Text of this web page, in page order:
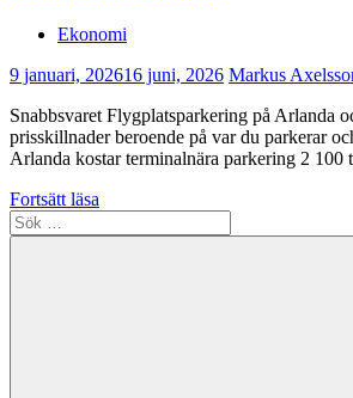
Ekonomi
9 januari, 202616 juni, 2026 Markus
Snabbsvaret Flygplatsparkering på Arlanda
prisskillnader beroende på var du parkerar
Arlanda kostar terminalnära parkering 2
Fortsätt läsa
Sök
efter: